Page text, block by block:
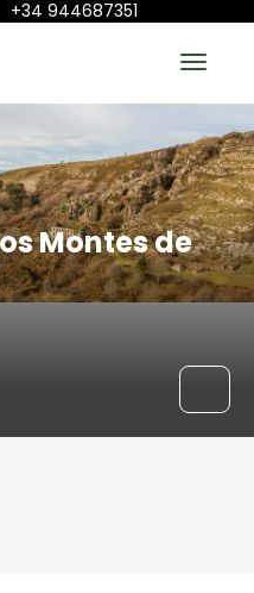
+34 944687351
Montes de